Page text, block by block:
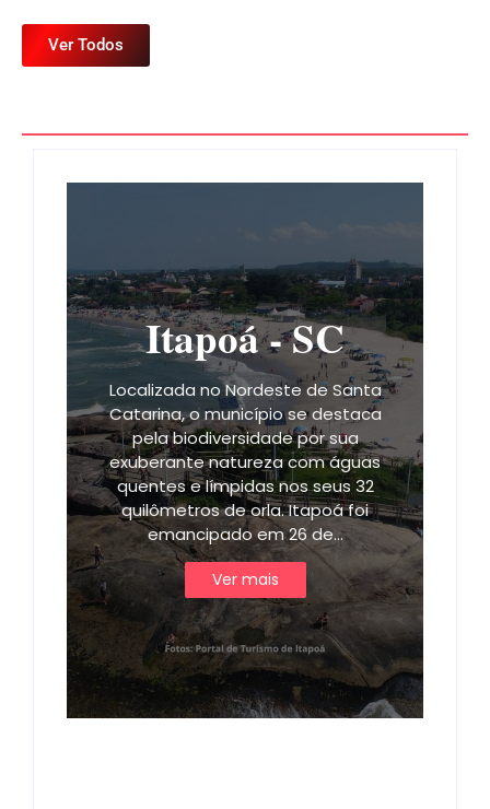
Ver Todos
Itapoá - SC
Localizada no Nordeste de Santa
Catarina, o município se destaca
pela biodiversidade por sua
exuberante natureza com águas
quentes e límpidas nos seus 32
quilômetros de orla. Itapoá foi
emancipado em 26 de…
Ver mais